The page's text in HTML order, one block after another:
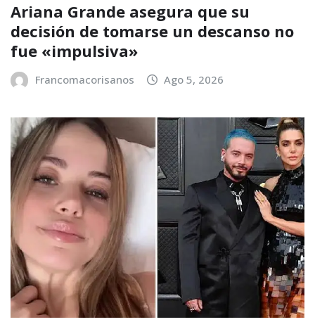
Ariana Grande asegura que su
decisión de tomarse un descanso no
fue «impulsiva»
Francomacorisanos Ago 5, 2026